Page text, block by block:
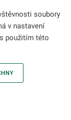
jsou poskytovány v
soubory
v nastavení
použitím této